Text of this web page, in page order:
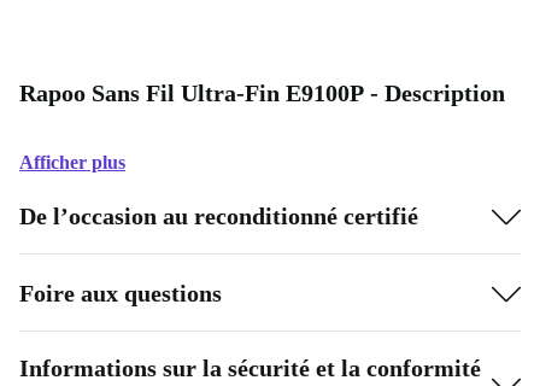
Rapoo Sans Fil Ultra-Fin E9100P - Description
Afficher plus
De l’occasion au reconditionné certifié
Foire aux questions
Informations sur la sécurité et la conformité